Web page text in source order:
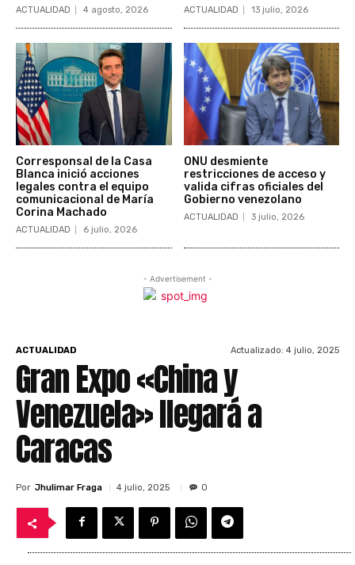
ACTUALIDAD 4 agosto, 2026 ACTUALIDAD 13 julio, 2026
Corresponsal de la Casa
Blanca inició acciones
legales contra el equipo
comunicacional de María
Corina Machado
ACTUALIDAD 6 julio, 2026
ONU desmiente
restricciones de acceso y
valida cifras oficiales del
Gobierno venezolano
ACTUALIDAD 3 julio, 2026
- Advertisement -